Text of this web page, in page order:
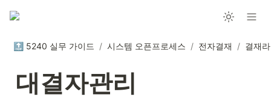
🔝 5240 실무 가이드 / 시스템 오픈프로세스 / 전자결재 / 결재
대결자관리